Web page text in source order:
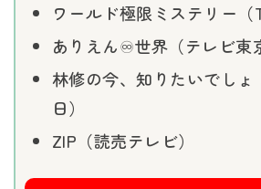
ワールド極限ミステリー（
ありえん♾️世界（テレビ東
林修の今、知りたいでしょ
日）
ZIP（読売テレビ）